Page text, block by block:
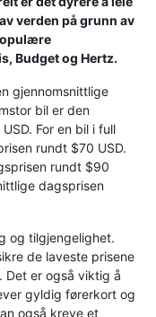
verden på grunn av
Budget og Hertz.
gjennomsnittlige
bil er den
For en bil i full
rundt $70 USD.
rundt $90
dagsprisen
og tilgjengelighet.
de laveste prisene
Det er også viktig å
gyldig førerkort og
også kreve et